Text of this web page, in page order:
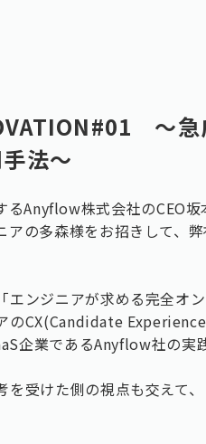
〜急
法〜
るAnyflow株式会社のCEO
アの多森様をお招きして、
エンジニアが求める完全オ
のCX(Candidate
企業であるAnyflow社の実
を受けた側の視点も交えて